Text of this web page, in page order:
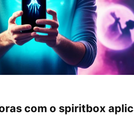
com o spiritbox